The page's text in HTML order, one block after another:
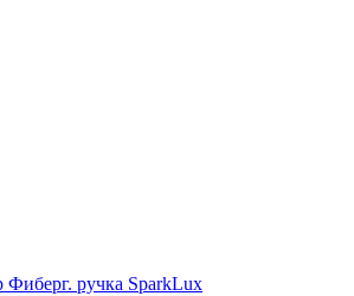
Фиберг. ручка SparkLux